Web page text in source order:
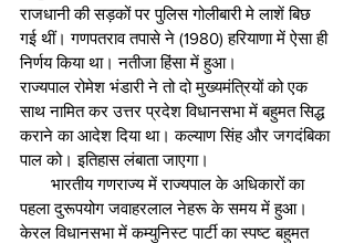
राजधानी की सड़कों पर पुलिस गोलीबारी मे लाशें बिछ
गई थीं। गणपतराव तपासे ने (1980) हरियाणा में ऐसा ही
निर्णय किया था। नतीजा हिंसा में हुआ।
राज्यपाल रोमेश भंडारी ने तो दो मुख्यमंत्रियों को एक
साथ नामित कर उत्तर प्रदेश विधानसभा में बहुमत सिद्ध
कराने का आदेश दिया था। कल्याण सिंह और जगदंबिका
पाल को। इतिहास लंबाता जाएगा।
पहला दुरूपयोग जवाहरलाल नेहरू के समय में हुआ।
केरल विधानसभा में कम्युनिस्ट पार्टी का स्पष्ट बहुमत